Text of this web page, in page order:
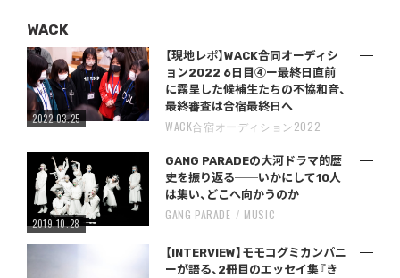
WACK
2022.03.25
【現地レポ】WACK合同オーディシ
ョン2022 6日目④ー最終日直前
に露呈した候補生たちの不協和音、
最終審査は合宿最終日へ
WACK合宿オーディション2022
2019.10.28
GANG PARADEの大河ドラマ的歴
史を振り返る──いかにして10人
は集い、どこへ向かうのか
GANG PARADE MUSIC
【INTERVIEW】モモコグミカンパニ
ーが語る、2冊目のエッセイ集『き